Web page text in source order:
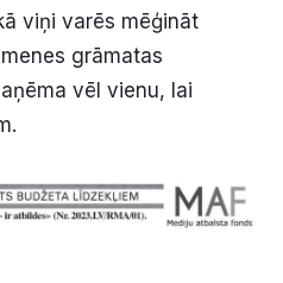
viņi varēs mēģināt
grāmatas
vēl vienu, lai